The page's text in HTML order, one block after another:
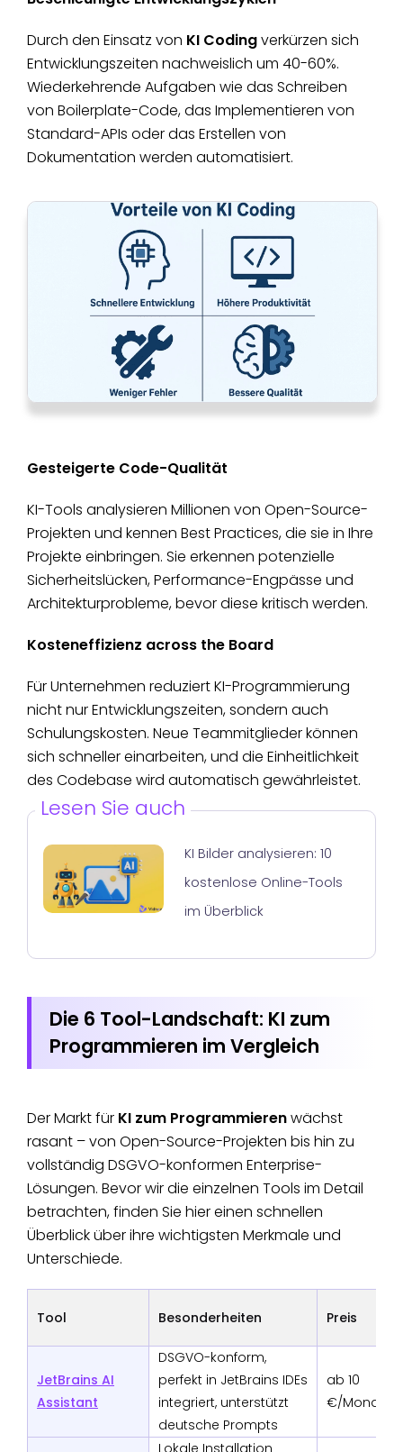
Durch den Einsatz von KI Codingverkürzen sich
Entwicklungszeiten nachweislich um 40-60%.
Wiederkehrende Aufgaben wie das Schreiben
von Boilerplate-Code, das Implementieren von
Standard-APIs oder das Erstellen von
Dokumentation werden automatisiert.
Gesteigerte Code-Qualität
KI-Tools analysieren Millionen von Open-Source-
Projekten und kennen Best Practices, die sie in Ihre
Projekte einbringen. Sie erkennen potenzielle
Sicherheitslücken, Performance-Engpässe und
Architekturprobleme, bevor diese kritisch werden.
Kosteneffizienz across the Board
Für Unternehmen reduziert KI-Programmierung
nicht nur Entwicklungszeiten, sondern auch
Schulungskosten. Neue Teammitglieder können
sich schneller einarbeiten, und die Einheitlichkeit
des Codebase wird automatisch gewährleistet.
Lesen Sie auch
KI Bilder analysieren: 10
kostenlose Online-Tools
im Überblick
Die 6 Tool-Landschaft: KI zum
Programmieren im Vergleich
Der Markt für KI zum Programmierenwächst
rasant – von Open-Source-Projekten bis hin zu
vollständig DSGVO-konformen Enterprise-
Lösungen. Bevor wir die einzelnen Tools im Detail
betrachten, finden Sie hier einen schnellen
Überblick über ihre wichtigsten Merkmale und
Unterschiede.
Tool Besonderheiten Preis
JetBrains AI
Assistant
DSGVO-konform,
perfekt in JetBrains IDEs
integriert, unterstützt
deutsche Prompts
ab 10
€/Monat